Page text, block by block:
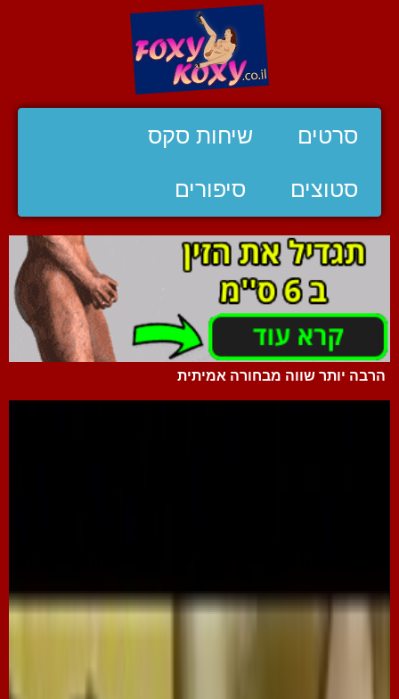
סרטים שיחות סקס
סטוצים סיפורים
הרבה יותר שווה מבחורה אמיתית